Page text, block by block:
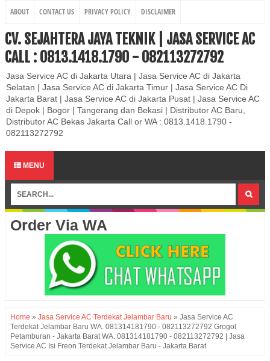
ABOUT CONTACT US PRIVACY POLICY DISCLAIMER
CV. SEJAHTERA JAYA TEKNIK | JASA SERVICE AC
CALL : 0813.1418.1790 - 082113272792
Jasa Service AC di Jakarta Utara | Jasa Service AC di Jakarta
Selatan | Jasa Service AC di Jakarta Timur | Jasa Service AC Di
Jakarta Barat | Jasa Service AC di Jakarta Pusat | Jasa Service AC
di Depok | Bogor | Tangerang dan Bekasi | Distributor AC Baru,
Distributor AC Bekas Jakarta Call or WA : 0813.1418.1790 -
082113272792
MENU
Order Via WA
Home » Jasa Service AC Terdekat Jelambar Baru » Jasa Service AC
Terdekat Jelambar Baru WA. 081314181790 - 082113272792 Grogol
Petamburan - Jakarta Barat WA. 081314181790 - 082113272792 | Jasa
Service AC Isi Freon Terdekat Jelambar Baru - Jakarta Barat